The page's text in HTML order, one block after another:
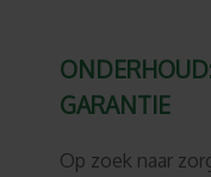
GARANTIE
Op zoek naar